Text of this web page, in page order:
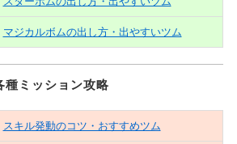
マジカルボムの出し方・出やすいツム
種ミッション攻略
スキル発動のコツ・おすすめツム